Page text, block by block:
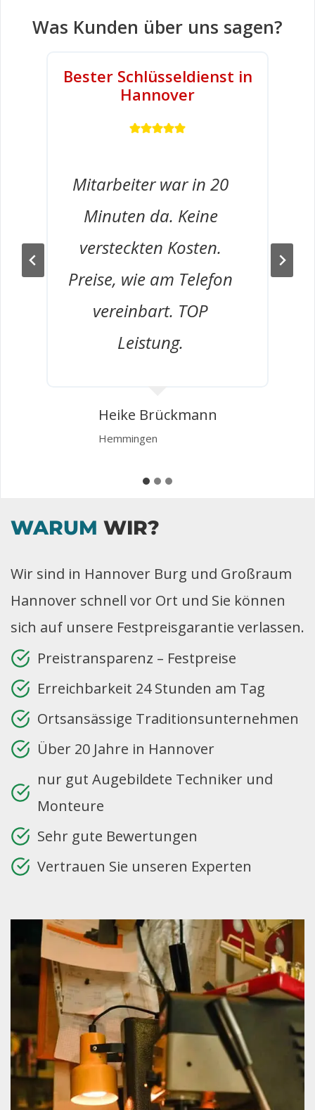
Was Kunden über uns sagen?
Bester Schlüsseldienst in
Hannover
Mitarbeiter war in 20
Minuten da. Keine
versteckten Kosten.
Preise, wie am Telefon
vereinbart. TOP
Leistung.
Heike Brückmann
Hemmingen
WARUM WIR?
Wir sind in Hannover Burg und Großraum
Hannover schnell vor Ort und Sie können
sich auf unsere Festpreisgarantie verlassen.
Preistransparenz – Festpreise
Erreichbarkeit 24 Stunden am Tag
Ortsansässige Traditionsunternehmen
Über 20 Jahre in Hannover
nur gut Augebildete Techniker und
Monteure
Sehr gute Bewertungen
Vertrauen Sie unseren Experten